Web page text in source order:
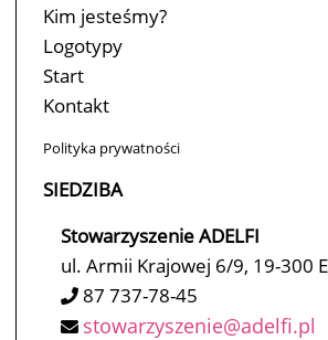
Kim jesteśmy?
Logotypy
Start
Kontakt
Polityka prywatności
SIEDZIBA
Stowarzyszenie ADELFI
ul. Armii Krajowej 6/9, 19-300
87 737-78-45
stowarzyszenie@adelfi.pl